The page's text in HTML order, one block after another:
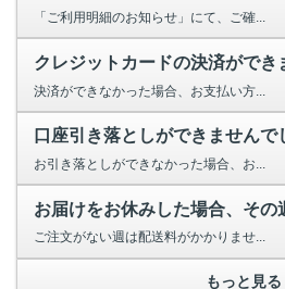
「ご利用明細のお知らせ」にて、ご確...
クレジットカードの決済ができ
決済ができなかった場合、お支払い方...
口座引き落としができませんで
お引き落としができなかった場合、お...
お届けをお休みした場合、その
ご注文がない週は配送料がかかりませ...
もっと見る